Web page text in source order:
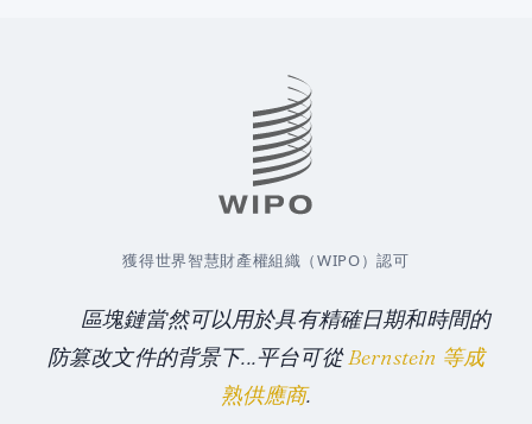
獲得世界智慧財產權組織（WIPO）認可
區塊鏈當然可以用於具有精確日期和時間的
防篡改文件的背景下...平台可從Bernstein 等成
熟供應商.